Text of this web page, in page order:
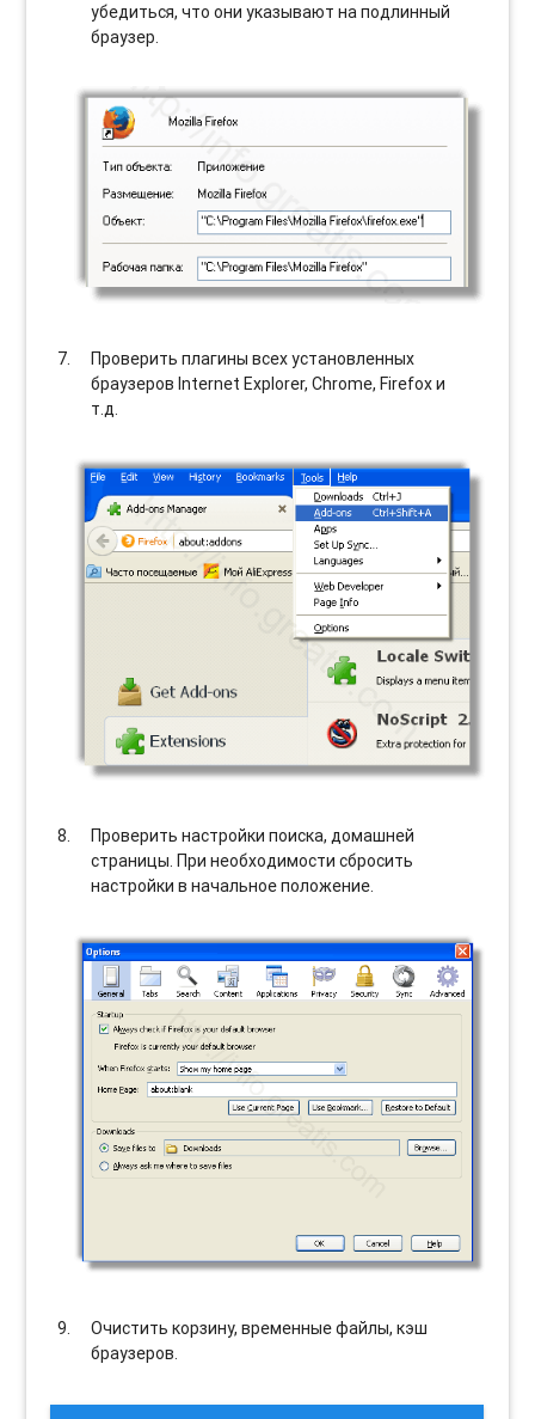
убедиться, что они указывают на подлинный
браузер.
Проверить плагины всех установленных
браузеров Internet Explorer, Chrome, Firefox и
т.д.
Проверить настройки поиска, домашней
страницы. При необходимости сбросить
настройки в начальное положение.
Очистить корзину, временные файлы, кэш
браузеров.